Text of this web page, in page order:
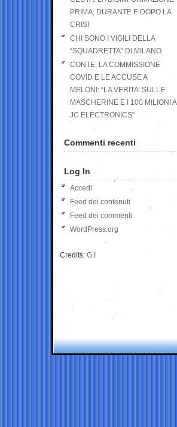
PRIMA, DURANTE E DOPO LA
CRISI
CHI SONO I VIGILI DELLA
“SQUADRETTA” DI MILANO
CONTE, LA COMMISSIONE
COVID E LE ACCUSE A
MELONI: “LA VERITA’ SULLE
MASCHERINE E I 100 MILIONI A
JC ELECTRONICS”
Commenti recenti
Log In
Accedi
Feed dei contenuti
Feed dei commenti
WordPress.org
Credits: G.I